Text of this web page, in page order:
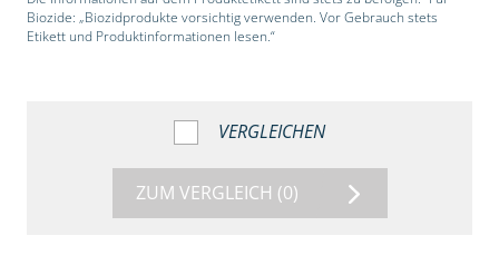
Biozide: „Biozidprodukte vorsichtig verwenden. Vor Gebrauch stets
Etikett und Produktinformationen lesen.“
VERGLEICHEN
ZUM VERGLEICH (0)